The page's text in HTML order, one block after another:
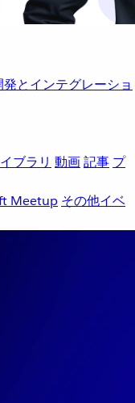
とインテグレーショ
ブラリ 動画記事 プ
Meetup その他イベ